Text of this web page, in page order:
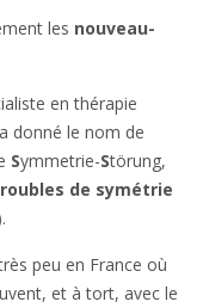
les nouveau-
en thérapie
donné le nom de
Symmetrie-Störung,
de symétrie
peu en France où
et à tort, avec le